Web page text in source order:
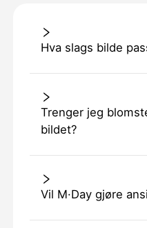
Hva slags bilde
Trenger jeg
bildet?
Vil M·Day gjøre